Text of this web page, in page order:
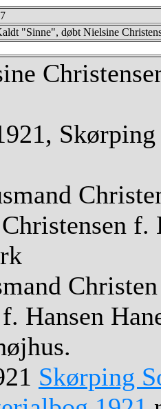
"Sinne", døbt Nielsine
Hansen
Skørping